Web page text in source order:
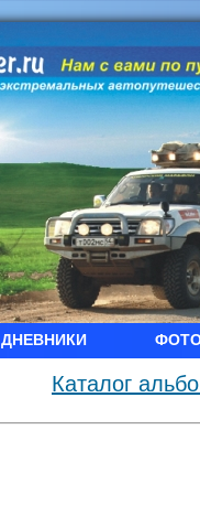
ДНЕВНИКИ
Каталог